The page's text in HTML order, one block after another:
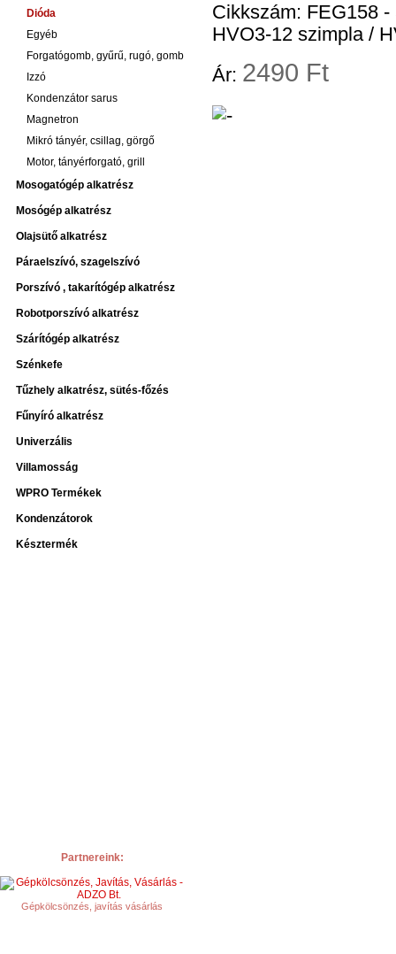
Dióda
Egyéb
Forgatógomb, gyűrű, rugó, gomb
Izzó
Kondenzátor sarus
Magnetron
Mikró tányér, csillag, görgő
Motor, tányérforgató, grill
Mosogatógép alkatrész
Mosógép alkatrész
Olajsütő alkatrész
Páraelszívó, szagelszívó
Porszívó , takarítógép alkatrész
Robotporszívó alkatrész
Szárítógép alkatrész
Szénkefe
Tűzhely alkatrész, sütés-főzés
Fűnyíró alkatrész
Univerzális
Villamosság
WPRO Termékek
Kondenzátorok
Késztermék
Partnereink:
Gépkölcsönzés, javítás vásárlás
Cikkszám: FEG158 -
HVO3-12 szimpla /
Ár: 2490 Ft